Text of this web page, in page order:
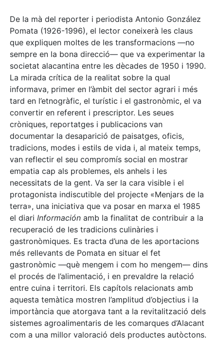
De la mà del reporter i periodista Antonio González
Pomata (1926-1996), el lector coneixerà les claus
que expliquen moltes de les transformacions —no
sempre en la bona direcció— que va experimentar la
societat alacantina entre les dècades de 1950 i 1990.
La mirada crítica de la realitat sobre la qual
informava, primer en l’àmbit del sector agrari i més
tard en l’etnogràfic, el turístic i el gastronòmic, el va
convertir en referent i prescriptor. Les seues
cròniques, reportatges i publicacions van
documentar la desaparició de paisatges, oficis,
tradicions, modes i estils de vida i, al mateix temps,
van reflectir el seu compromís social en mostrar
empatia cap als problemes, els anhels i les
necessitats de la gent. Va ser la cara visible i el
protagonista indiscutible del projecte «Menjars de la
terra», una iniciativa que va posar en marxa el 1985
el diari Información amb la finalitat de contribuir a la
recuperació de les tradicions culinàries i
gastronòmiques. Es tracta d’una de les aportacions
més rellevants de Pomata en situar el fet
gastronòmic —què mengem i com ho mengem— dins
el procés de l’alimentació, i en prevaldre la relació
entre cuina i territori. Els capítols relacionats amb
aquesta temàtica mostren l’amplitud d’objectius i la
importància que atorgava tant a la revitalització dels
sistemes agroalimentaris de les comarques d’Alacant
com a una millor valoració dels productes autòctons.